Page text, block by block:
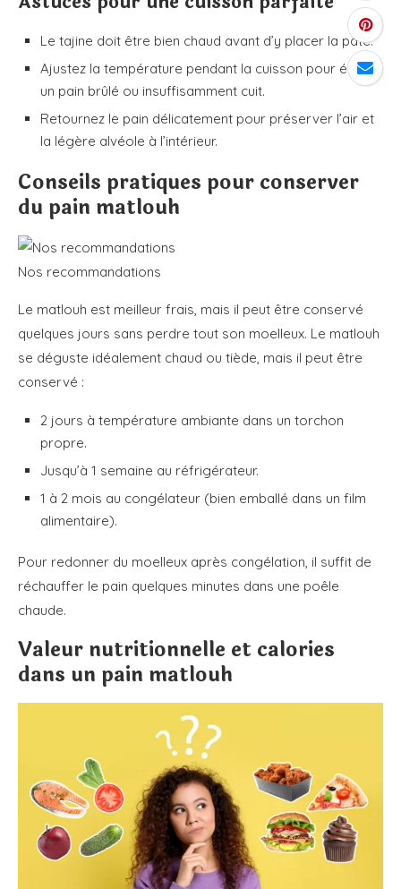
Le tajine doit être bien chaud avant d’y placer la pâte.
Ajustez la température pendant la cuisson pour éviter
un pain brûlé ou insuffisamment cuit.
Retournez le pain délicatement pour préserver l’air et
la légère alvéole à l’intérieur.
Conseils pratiques pour conserver
du pain matlouh
Nos recommandations
Le matlouh est meilleur frais, mais il peut être conservé
quelques jours sans perdre tout son moelleux. Le matlouh
se déguste idéalement chaud ou tiède, mais il peut être
conservé :
2 jours à température ambiante dans un torchon
propre.
Jusqu’à 1 semaine au réfrigérateur.
1 à 2 mois au congélateur (bien emballé dans un film
alimentaire).
Pour redonner du moelleux après congélation, il suffit de
réchauffer le pain quelques minutes dans une poêle
chaude.
Valeur nutritionnelle et calories
dans un pain matlouh